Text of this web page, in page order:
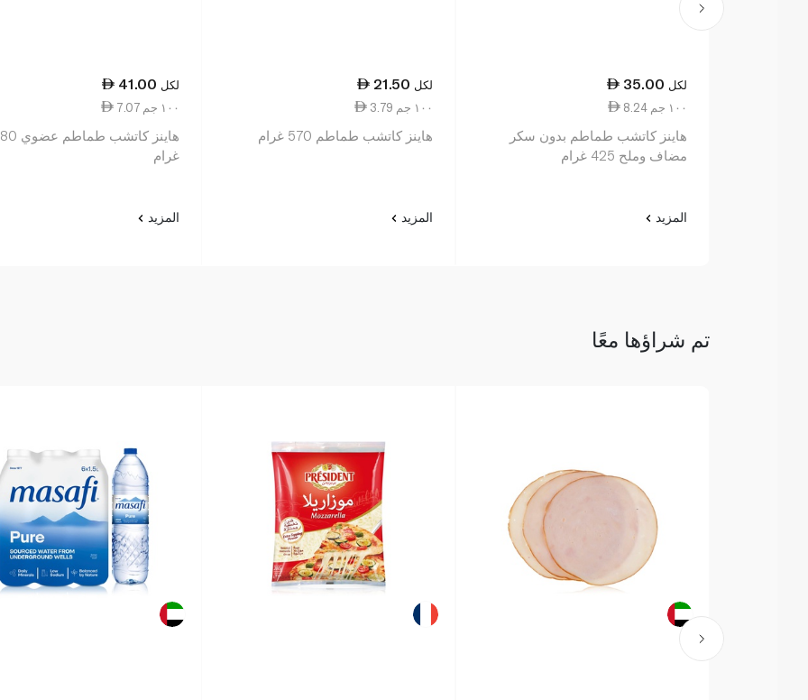
35.00 لكل
8.24 ١٠٠ جم
هاينز كاتشب طماطم بدون سكر
مضاف وملح 425 غرام
المزيد
21.50 لكل
3.79 ١٠٠ جم
هاينز كاتشب طماطم 570 غرام
المزيد
41.00 لكل
7.07 ١٠٠ جم
هاينز كاتشب
غرام
المزيد
تم شراؤها معًا